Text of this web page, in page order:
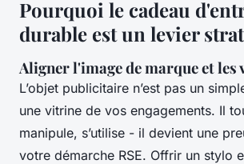
Pourquoi le cadeau
durable est un levier
Aligner l'image de marque et les
L’objet publicitaire n’est pas un
une vitrine de vos engagements. Il
manipule, s’utilise - il devient une
votre démarche RSE. Offrir un stylo